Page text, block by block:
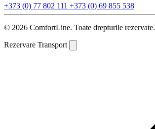
+373 (0) 77 802 111 +373 (0) 69 855 538
© 2026 ComfortLine. Toate drepturile rezervate.
Rezervare Transport